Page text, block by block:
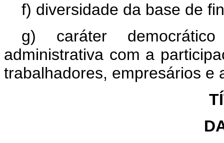
f) diversidade da base de
g) caráter
administrativa com a
trabalhadores, empresários e